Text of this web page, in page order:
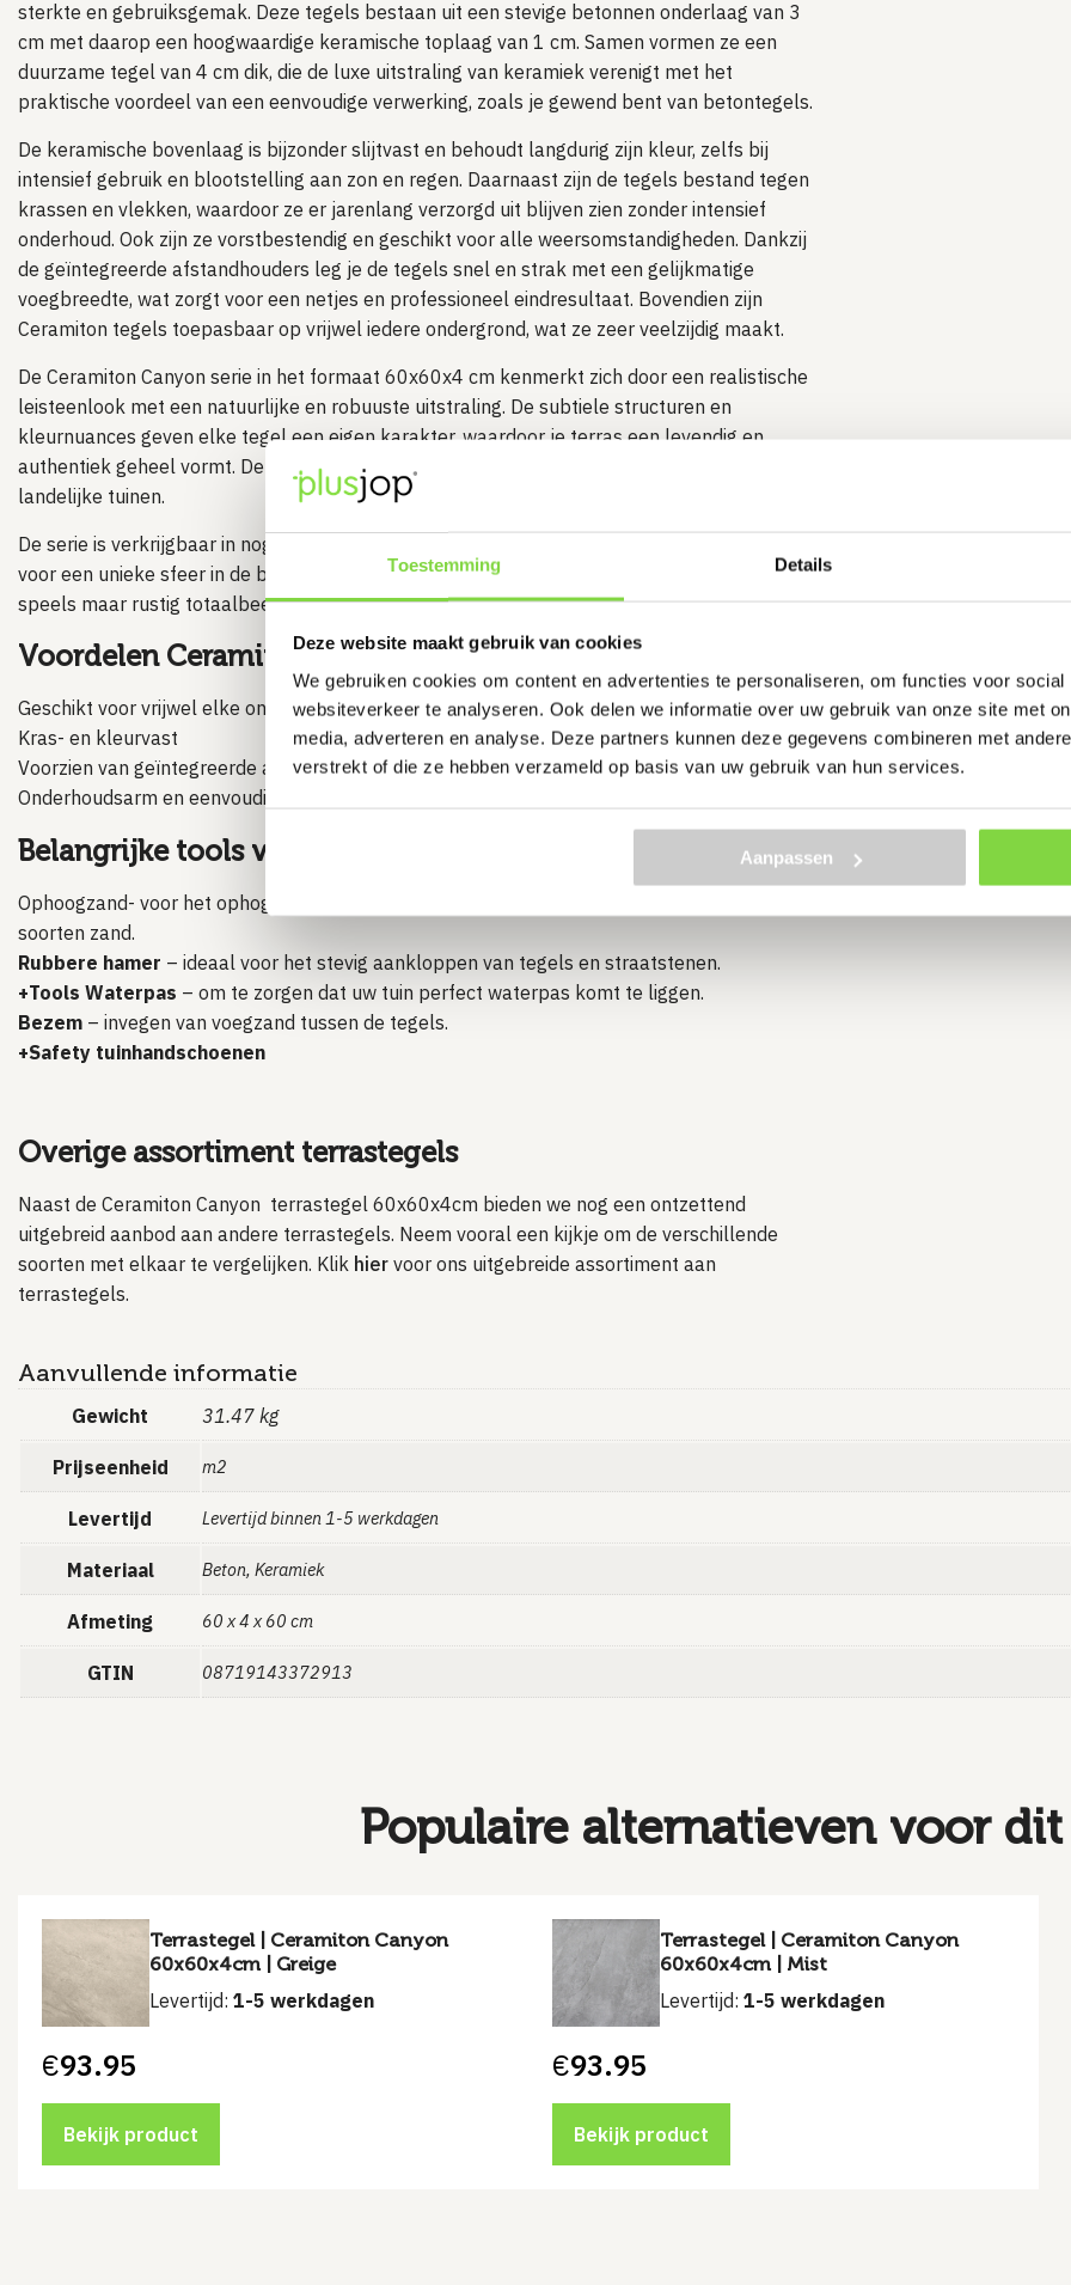
Toestemming Details
Deze website maakt gebruik van cookies
We gebruiken cookies om content en advertenties te personaliseren, om functies voor
websiteverkeer te analyseren. Ook delen we informatie over uw gebruik van onze site met
media, adverteren en analyse. Deze partners kunnen deze gegevens combineren met
verstrekt of die ze hebben verzameld op basis van uw gebruik van hun services.
Aanpassen
sterkte en gebruiksgemak. Deze tegels bestaan uit een stevige betonnen onderlaag van 3
cm met daarop een hoogwaardige keramische toplaag van 1 cm. Samen vormen ze een
duurzame tegel van 4 cm dik, die de luxe uitstraling van keramiek verenigt met het
praktische voordeel van een eenvoudige verwerking, zoals je gewend bent van betontegels.
De keramische bovenlaag is bijzonder slijtvast en behoudt langdurig zijn kleur, zelfs bij
intensief gebruik en blootstelling aan zon en regen. Daarnaast zijn de tegels bestand tegen
krassen en vlekken, waardoor ze er jarenlang verzorgd uit blijven zien zonder intensief
onderhoud. Ook zijn ze vorstbestendig en geschikt voor alle weersomstandigheden. Dankzij
de geïntegreerde afstandhouders leg je de tegels snel en strak met een gelijkmatige
voegbreedte, wat zorgt voor een netjes en professioneel eindresultaat. Bovendien zijn
Ceramiton tegels toepasbaar op vrijwel iedere ondergrond, wat ze zeer veelzijdig maakt.
De Ceramiton Canyon serie in het formaat 60x60x4 cm kenmerkt zich door een realistische
leisteenlook met een natuurlijke en robuuste uitstraling. De subtiele structuren en
kleurnuances geven elke tegel een eigen karakter, waardoor je terras een levendig en
authentiek geheel vormt. Deze tegels sluiten perfect aan bij zowel moderne als meer
landelijke tuinen.
De serie is verkrijgbaar in nog twee andere stijlvolle kleuren (
voor een unieke sfeer in de buitenruimte. Door de variatie in tekening en tint ontstaat er een
speels maar rustig totaalbeeld, waardoor je tuin een natuurlijke en tijdloze uitstraling krijgt.
Voordelen Ceramiton Canyon terrastegels:
Geschikt voor vrijwel elke ondergrond
Kras- en kleurvast
Voorzien van geïntegreerde afstandhouders
Onderhoudsarm en eenvoudig schoon te maken
Belangrijke tools voor het aanleggen van een terras
Ophoogzand- voor het ophogen van uw terras.
soorten zand.
Rubbere hamer – ideaal voor het stevig aankloppen van tegels en straatstenen.
+Tools Waterpas – om te zorgen dat uw tuin perfect waterpas komt te liggen.
Bezem – invegen van voegzand tussen de tegels.
+Safety tuinhandschoenen
Overige assortiment terrastegels
Naast de Ceramiton Canyon terrastegel 60x60x4cm bieden we nog een ontzettend
uitgebreid aanbod aan andere terrastegels. Neem vooral een kijkje om de verschillende
soorten met elkaar te vergelijken. Klik hier voor ons uitgebreide assortiment aan
terrastegels.
Aanvullende informatie
Gewicht 31.47 kg
Prijseenheid m2
Levertijd Levertijd binnen 1-5 werkdagen
Materiaal Beton, Keramiek
Afmeting 60 x 4 x 60 cm
GTIN 08719143372913
Populaire alternatieven voor
Terrastegel | Ceramiton Canyon
60x60x4cm | Greige
Levertijd: 1-5 werkdagen
€93.95
Bekijk product
Terrastegel | Ceramiton Canyon
60x60x4cm | Mist
Levertijd: 1-5 werkdagen
€93.95
Bekijk product